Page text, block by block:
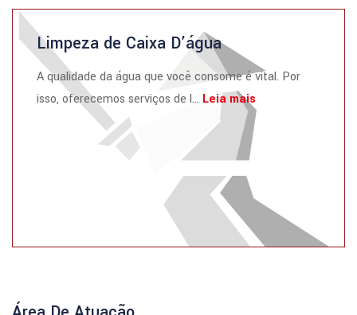
Limpeza de Caixa D’água
A qualidade da água que você consome é vital. Por
isso, oferecemos serviços de l... Leia mais